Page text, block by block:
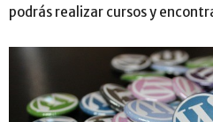
podrás realizar cursos y